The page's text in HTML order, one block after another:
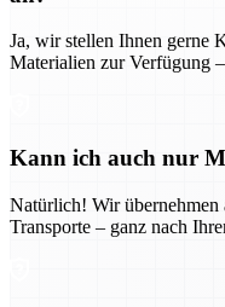
Ja, wir stellen Ihnen gerne
Materialien zur Verfügung
Kann ich auch nur
Natürlich! Wir übernehmen
Transporte – ganz nach